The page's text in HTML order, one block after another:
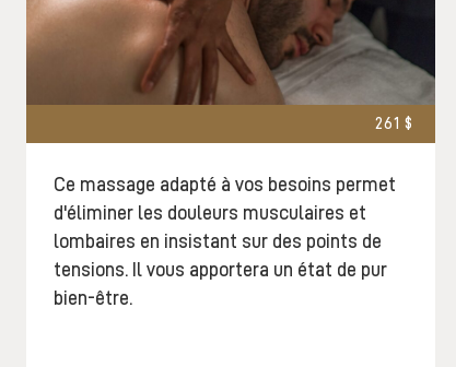
261 $
Ce massage adapté à vos besoins permet
d'éliminer les douleurs musculaires et
lombaires en insistant sur des points de
tensions. Il vous apportera un état de pur
bien-être.